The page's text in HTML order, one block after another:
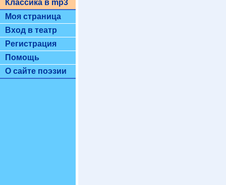
Классика в mp3
Моя страница
Вход в театр
Регистрация
Помощь
О сайте поэзии